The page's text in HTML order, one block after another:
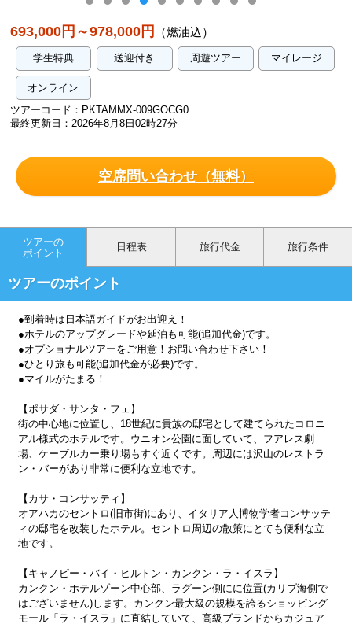
693,000円～978,000円 （燃油込）
学生特典 送迎付き 周遊ツアー マイレージ
オンライン
ツアーコード：PKTAMMX-009GOCG0
最終更新日：2026年8月8日02時27分
空席問い合わせ（無料）
ツアーの
ポイント
日程表 旅行代金 旅行条件
ツアーのポイント
●到着時は日本語ガイドがお出迎え！
●ホテルのアップグレードや延泊も可能(追加代金)です。
●オプショナルツアーをご用意！お問い合わせ下さい！
●ひとり旅も可能(追加代金が必要)です。
●マイルがたまる！
【ポサダ・サンタ・フェ】
街の中心地に位置し、18世紀に貴族の邸宅として建てられたコロニ
アル様式のホテルです。ウニオン公園に面していて、フアレス劇
場、ケーブルカー乗り場もすぐ近くです。周辺には沢山のレストラ
ン・バーがあり非常に便利な立地です。
【カサ・コンサッティ】
オアハカのセントロ(旧市街)にあり、イタリア人博物学者コンサッテ
ィの邸宅を改装したホテル。セントロ周辺の散策にとても便利な立
地です。
【キャノピー・バイ・ヒルトン・カンクン・ラ・イスラ】
カンクン・ホテルゾーン中心部、ラグーン側にに位置(カリブ海側で
はございません)します。カンクン最大級の規模を誇るショッピング
モール「ラ・イスラ」に直結していて、高級ブランドからカジュア